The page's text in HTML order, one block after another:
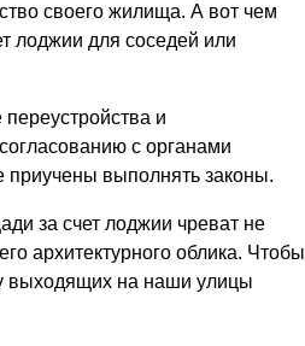
своего жилища. А вот чем
лоджии для соседей или
и
с органами
приучены выполнять законы.
за счет лоджии чреват не
архитектурного облика. Чтобы
выходящих на наши улицы